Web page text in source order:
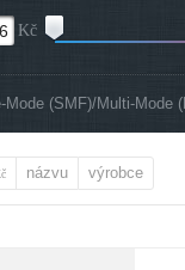
Kč
Mode (SMF)/Multi-Mode
názvu výrobce